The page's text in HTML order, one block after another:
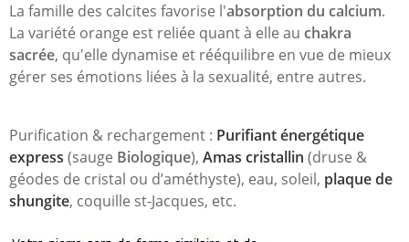
La famille des calcites favorise l'absorption du calcium.
La variété orange est reliée quant à elle au chakra
sacrée, qu'elle dynamise et rééquilibre en vue de mieux
gérer ses émotions liées à la sexualité, entre autres.
Purification & rechargement : Purifiant énergétique
express (sauge Biologique), Amas cristallin (druse &
géodes de cristal ou d’améthyste), eau, soleil, plaque de
shungite, coquille st-Jacques, etc.